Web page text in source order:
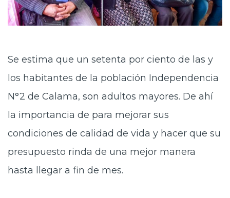
Se estima que un setenta por ciento de las y
los habitantes de la población Independencia
N°2 de Calama, son adultos mayores. De ahí
la importancia de para mejorar sus
condiciones de calidad de vida y hacer que su
presupuesto rinda de una mejor manera
hasta llegar a fin de mes.